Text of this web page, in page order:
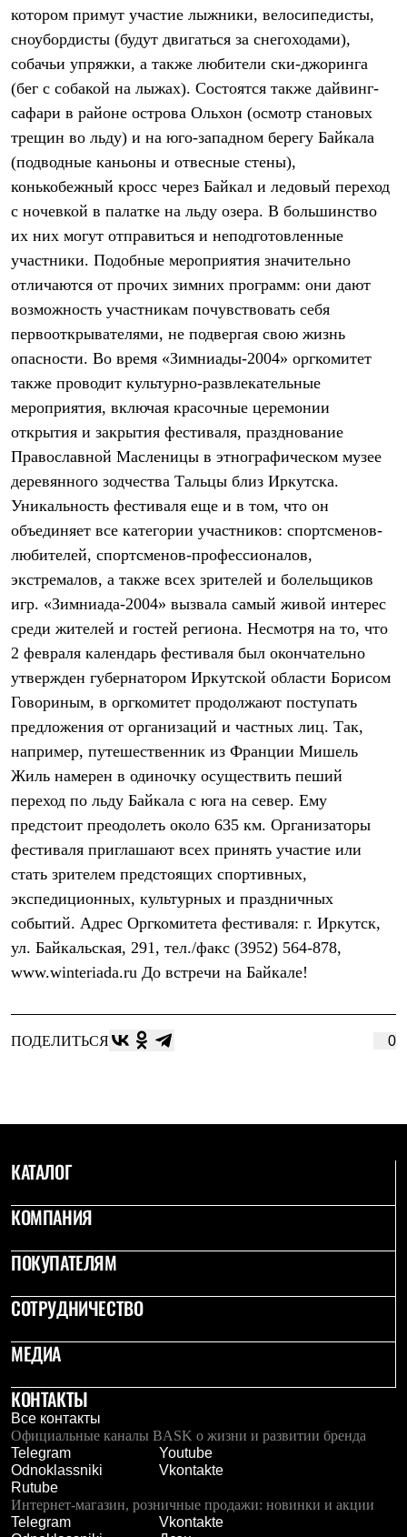
Среднее термобелье
Легкое термобелье
Флисовая одежда
Брюки
Детская одежда
Утепленная пухом
Комбинезоны
Куртки
Утепленная синтетикой
Комбинезоны
Куртки
Лёгкая одежда
Футболки
Брюки
Софтшелл одежда
Куртки
Куртки
Брюки
Комбинезоны
Термобелье
Снаряжение
Палатки и тенты
Палатки
Аксессуары для палаток
Рюкзаки
Экспедиционные
Легкоходные
Альпинистские
Городские
Аксессуары для рюкзаков
Спальные мешки
Пуховые
Комбинированные
С синтетическим утеплителем
Аксессуары для спальников
Сумки и баулы
Баулы
Кошельки
Сумки
Гермомешки
Полезные аксессуары
Книги
Коврики
Обувь
Женская обувь
Сапоги
Ботинки
Сапоги
Уход за обувью
Аксессуары
Шапки
Кепки и бейсболки
Повязки
Панамы
Перчатки и рукавицы
Перчатки
Рукавицы
Полезные аксессуары
Брелки
Ремни
Шевроны
Опушки
Термоковрики
Уход за одеждой
В Арктику
Коллекции
котором примут участие лыжники, велосипедисты,
сноубордисты (будут двигаться за снегоходами),
собачьи упряжки, а также любители ски-джоринга
(бег с собакой на лыжах). Состоятся также дайвинг-
сафари в районе острова Ольхон (осмотр становых
трещин во льду) и на юго-западном берегу Байкала
(подводные каньоны и отвесные стены),
конькобежный кросс через Байкал и ледовый переход
с ночевкой в палатке на льду озера. В большинство
их них могут отправиться и неподготовленные
участники. Подобные мероприятия значительно
отличаются от прочих зимних программ: они дают
возможность участникам почувствовать себя
первооткрывателями, не подвергая свою жизнь
опасности. Во время «Зимниады-2004» оргкомитет
также проводит культурно-развлекательные
мероприятия, включая красочные церемонии
открытия и закрытия фестиваля, празднование
Православной Масленицы в этнографическом музее
деревянного зодчества Тальцы близ Иркутска.
Уникальность фестиваля еще и в том, что он
объединяет все категории участников: спортсменов-
любителей, спортсменов-профессионалов,
экстремалов, а также всех зрителей и болельщиков
игр. «Зимниада-2004» вызвала самый живой интерес
среди жителей и гостей региона. Несмотря на то, что
2 февраля календарь фестиваля был окончательно
утвержден губернатором Иркутской области Борисом
Говориным, в оргкомитет продолжают поступать
предложения от организаций и частных лиц. Так,
например, путешественник из Франции Мишель
Жиль намерен в одиночку осуществить пеший
переход по льду Байкала с юга на север. Ему
предстоит преодолеть около 635 км. Организаторы
фестиваля приглашают всех принять участие или
стать зрителем предстоящих спортивных,
экспедиционных, культурных и праздничных
событий. Адрес Оргкомитета фестиваля: г. Иркутск,
ул. Байкальская, 291, тел./факс (3952) 564-878,
www.winteriada.ru До встречи на Байкале!
ПОДЕЛИТЬСЯ 0
КАТАЛОГ
КОМПАНИЯ
ПОКУПАТЕЛЯМ
СОТРУДНИЧЕСТВО
МЕДИА
КОНТАКТЫ
Все контакты
Официальные каналы BASK о жизни и развитии бренда
Telegram
Youtube
Odnoklassniki
Vkontakte
Rutube
Интернет-магазин, розничные продажи: новинки и акции
Telegram
Vkontakte